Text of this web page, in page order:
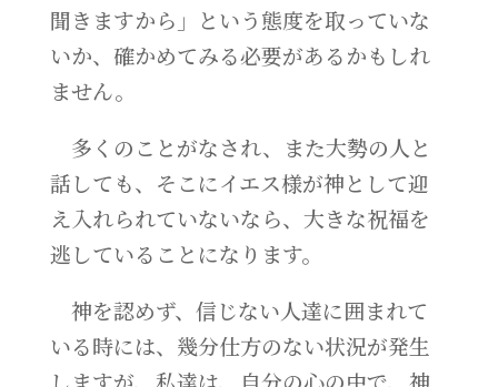
聞きますから」という態度を取っていな
いか、確かめてみる必要があるかもしれ
ません。
多くのことがなされ、また大勢の人と
話しても、そこにイエス様が神として迎
え入れられていないなら、大きな祝福を
逃していることになります。
神を認めず、信じない人達に囲まれて
いる時には、幾分仕方のない状況が発生
しますが、私達は、自分の心の中で、神